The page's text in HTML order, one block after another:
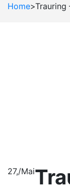
Home>Trauring
27,/Mai